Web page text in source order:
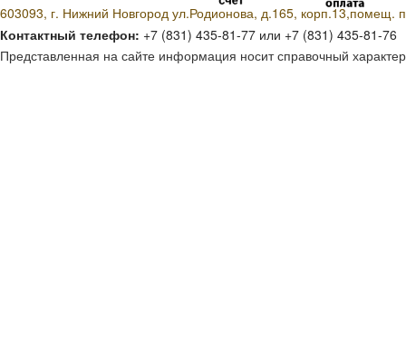
603093, г. Нижний Новгород ул.Родионова, д.165, корп.13,помещ.
Контактный телефон: +7 (831) 435-81-77 или +7 (831) 435-81-76
Представленная на сайте информация носит справочный